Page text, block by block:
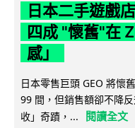
日本二手遊戲
四成 "懷舊"在
感」
日本零售巨頭 GEO 將懷
99 間，但銷售額卻不降
收」奇蹟，...
閱讀全文